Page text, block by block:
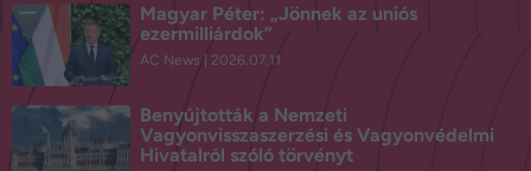
Magyar Péter: „Jönnek az uniós
ezermilliárdok”
AC News 2026.07.11.
Benyújtották a Nemzeti
Vagyonvisszaszerzési és Vagyonvédelmi
Hivatalról szóló törvényt